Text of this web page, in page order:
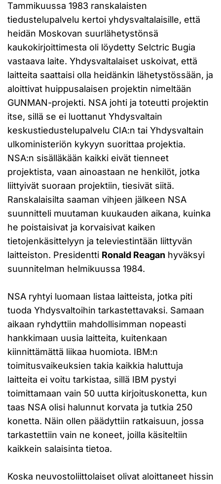
Tammikuussa 1983 ranskalaisten
tiedustelupalvelu kertoi yhdysvaltalaisille, että
heidän Moskovan suurlähetystönsä
kaukokirjoittimesta oli löydetty Selctric Bugia
vastaava laite. Yhdysvaltalaiset uskoivat, että
laitteita saattaisi olla heidänkin lähetystössään, ja
aloittivat huippusalaisen projektin nimeltään
GUNMAN-projekti. NSA johti ja toteutti projektin
itse, sillä se ei luottanut Yhdysvaltain
keskustiedustelupalvelu CIA:n tai Yhdysvaltain
ulkoministeriön kykyyn suorittaa projektia.
NSA:n sisälläkään kaikki eivät tienneet
projektista, vaan ainoastaan ne henkilöt, jotka
liittyivät suoraan projektiin, tiesivät siitä.
Ranskalaisilta saaman vihjeen jälkeen NSA
suunnitteli muutaman kuukauden aikana, kuinka
he poistaisivat ja korvaisivat kaiken
tietojenkäsittelyyn ja televiestintään liittyvän
laitteiston. Presidentti Ronald Reagan hyväksyi
suunnitelman helmikuussa 1984.
NSA ryhtyi luomaan listaa laitteista, jotka piti
tuoda Yhdysvaltoihin tarkastettavaksi. Samaan
aikaan ryhdyttiin mahdollisimman nopeasti
hankkimaan uusia laitteita, kuitenkaan
kiinnittämättä liikaa huomiota. IBM:n
toimitusvaikeuksien takia kaikkia haluttuja
laitteita ei voitu tarkistaa, sillä IBM pystyi
toimittamaan vain 50 uutta kirjoituskonetta, kun
taas NSA olisi halunnut korvata ja tutkia 250
konetta. Näin ollen päädyttiin ratkaisuun, jossa
tarkastettiin vain ne koneet, joilla käsiteltiin
kaikkein salaisinta tietoa.
Koska neuvostoliittolaiset olivat aloittaneet hissin